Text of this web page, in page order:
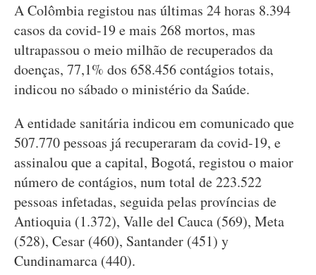
A Colômbia registou nas últimas 24 horas 8.394
casos da covid-19 e mais 268 mortos, mas
ultrapassou o meio milhão de recuperados da
doenças, 77,1% dos 658.456 contágios totais,
indicou no sábado o ministério da Saúde.
A entidade sanitária indicou em comunicado que
507.770 pessoas já recuperaram da covid-19, e
assinalou que a capital, Bogotá, registou o maior
número de contágios, num total de 223.522
pessoas infetadas, seguida pelas províncias de
Antioquia (1.372), Valle del Cauca (569), Meta
(528), Cesar (460), Santander (451) y
Cundinamarca (440).